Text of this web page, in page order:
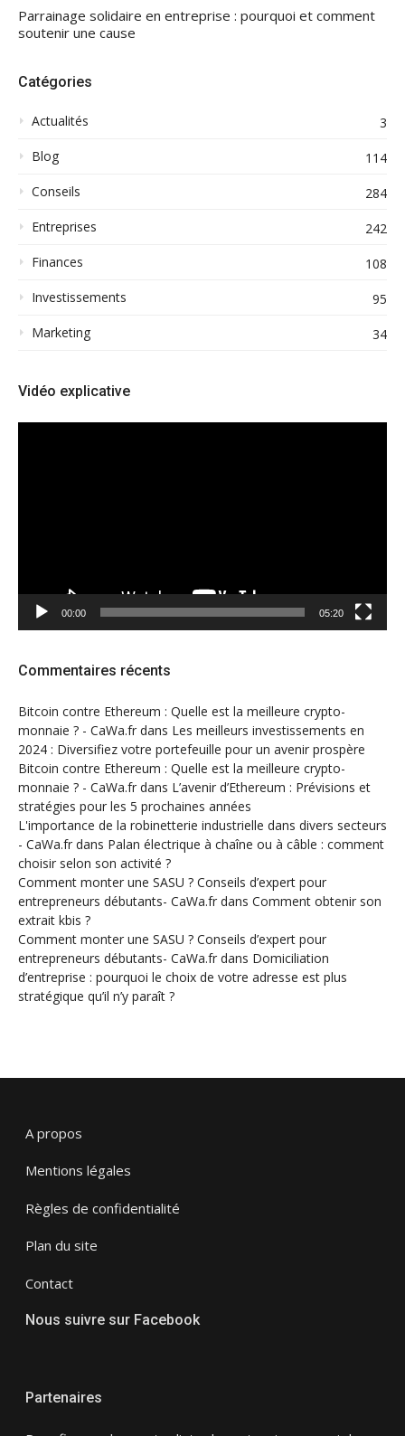
Parrainage solidaire en entreprise : pourquoi et comment
soutenir une cause
Catégories
Actualités
3
Blog
114
Conseils
284
Entreprises
242
Finances
108
Investissements
95
Marketing
34
Vidéo explicative
00:00 05:20
Commentaires récents
Bitcoin contre Ethereum : Quelle est la meilleure crypto-
monnaie ? - CaWa.fr dans Les meilleurs investissements en
2024 : Diversifiez votre portefeuille pour un avenir prospère
Bitcoin contre Ethereum : Quelle est la meilleure crypto-
monnaie ? - CaWa.fr dans L’avenir d’Ethereum : Prévisions et
stratégies pour les 5 prochaines années
L'importance de la robinetterie industrielle dans divers secteurs
- CaWa.fr dans Palan électrique à chaîne ou à câble : comment
choisir selon son activité ?
Comment monter une SASU ? Conseils d’expert pour
entrepreneurs débutants- CaWa.fr dans Comment obtenir son
extrait kbis ?
Comment monter une SASU ? Conseils d’expert pour
entrepreneurs débutants- CaWa.fr dans Domiciliation
d’entreprise : pourquoi le choix de votre adresse est plus
stratégique qu’il n’y paraît ?
A propos
Mentions légales
Règles de confidentialité
Plan du site
Contact
Nous suivre sur Facebook
Partenaires